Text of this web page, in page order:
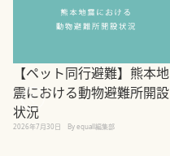
【ペット同行避難】熊本地
震における動物避難所開設
状況
2026年7月30日 By equall編集部